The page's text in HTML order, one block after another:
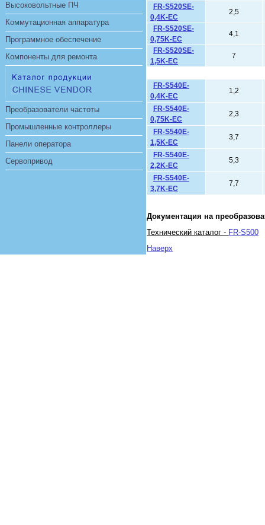
Высоковольтные ПЧ
Коммутационная аппаратура
Программное обеспечение
Компоненты для ремонта
Преобразователи частоты
Промышленные контроллеры
Панели оператора
Сервопривод
FR-S520SE-
0,4K-EC
2,5
FR-S520SE-
0,75K-EC
4,1
FR-S520SE-
1,5K-EC
7
FR-S540E-
0,4K-EC
1,2
FR-S540E-
0,75K-EC
2,3
FR-S540E-
1,5K-EC
3,7
FR-S540E-
2,2K-EC
5,3
FR-S540E-
3,7K-EC
7,7
Документация на
Технический каталог - FR-S500
Наверх